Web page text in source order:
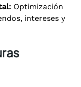
Optimización
intereses y